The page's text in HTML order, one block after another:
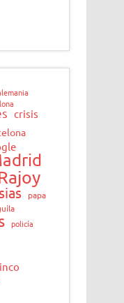
crisis
papa
policía